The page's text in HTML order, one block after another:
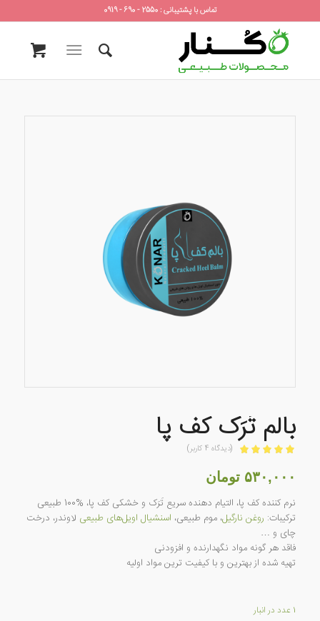
تماس با پشتیبانی : 2550 - 690 - 0919
بالم تَرَک کف پا
از 5 در
مشتری
(دیدگاه 4 کاربر)
۵۳۰,۰۰۰ تومان
نرم کننده کف پا، التیام دهنده سریع تَرَک و خشکی کف پا، %100 طبیعی
ترکیبات: روغن نارگیل، موم طبیعی، اسنشیال‌ اویل‌های طبیعی لاوندر، درخت
چای و …
فاقد هر گونه مواد نگهدارنده و افزودنی
تهیه شده از بهترین و با کیفیت ترین مواد اولیه
1 عدد در انبار